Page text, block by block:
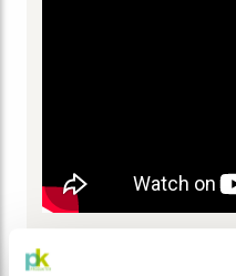
Egenskaper